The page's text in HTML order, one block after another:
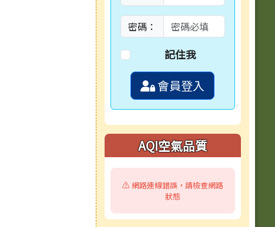
密碼：
記住我
會員登入
AQI空氣品質
⚠️ 網路連線錯誤，請檢查網路
狀態